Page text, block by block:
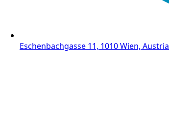
Eschenbachgasse 11, 1010 Wien, Austria